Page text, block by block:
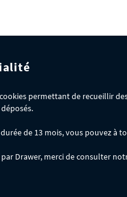
Protection des données
avec le code BIKINI30
avec le code BIKINI100
permettant de recueillir
de 13 mois, vous pouvez à
Drawer, merci de consulter